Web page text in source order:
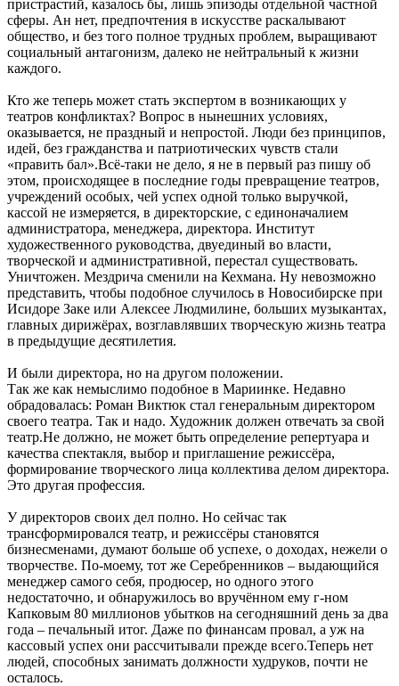
пристрастий, казалось бы, лишь эпизоды отдельной частной
сферы. Ан нет, предпочтения в искусстве раскалывают
общество, и без того полное трудных проблем, выращивают
социальный антагонизм, далеко не нейтральный к жизни
каждого.
Кто же теперь может стать экспертом в возникающих у
театров конфликтах? Вопрос в нынешних условиях,
оказывается, не праздный и непростой. Люди без принципов,
идей, без гражданства и патриотических чувств стали
«править бал».Всё-таки не дело, я не в первый раз пишу об
этом, происходящее в последние годы превращение театров,
учреждений особых, чей успех одной только выручкой,
кассой не измеряется, в директорские, с единоначалием
администратора, менеджера, директора. Институт
художественного руководства, двуединый во власти,
творческой и административной, перестал существовать.
Уничтожен. Мездрича сменили на Кехмана. Ну невозможно
представить, чтобы подобное случилось в Новосибирске при
Исидоре Заке или Алексее Людмилине, больших музыкантах,
главных дирижёрах, возглавлявших творческую жизнь театра
в предыдущие десятилетия.
И были директора, но на другом положении.
Так же как немыслимо подобное в Мариинке. Недавно
обрадовалась: Роман Виктюк стал генеральным директором
своего театра. Так и надо. Художник должен отвечать за свой
театр.Не должно, не может быть определение репертуара и
качества спектакля, выбор и приглашение режиссёра,
формирование творческого лица коллектива делом директора.
Это другая профессия.
У директоров своих дел полно. Но сейчас так
трансформировался театр, и режиссёры становятся
бизнесменами, думают больше об успехе, о доходах, нежели о
творчестве. По-моему, тот же Серебренников – выдающийся
менеджер самого себя, продюсер, но одного этого
недостаточно, и обнаружилось во вручённом ему г-ном
Капковым 80 миллионов убытков на сегодняшний день за два
года – печальный итог. Даже по финансам провал, а уж на
кассовый успех они рассчитывали прежде всего.Теперь нет
людей, способных занимать должности худруков, почти не
осталось.